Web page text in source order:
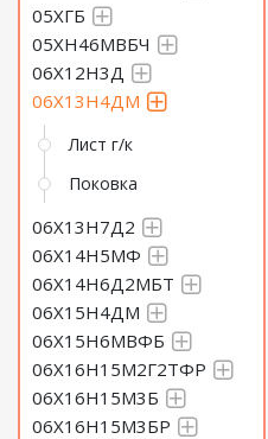
05ХГБ
05ХН46МВБЧ
06Х12Н3Д
06Х13Н4ДМ
Лист г/к
Поковка
06Х13Н7Д2
06Х14Н5МФ
06Х14Н6Д2МБТ
06Х15Н4ДМ
06Х15Н6МВФБ
06Х16Н15М2Г2ТФР
06Х16Н15М3Б
06Х16Н15М3БР